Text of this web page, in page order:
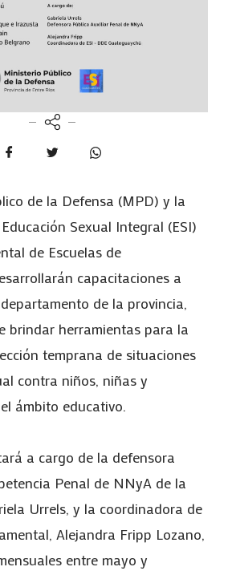
de la Defensa (MPD) y la
Sexual Integral (ESI)
de Escuelas de
capacitaciones a
de la provincia,
brindar herramientas para la
temprana de situaciones
contra niños, niñas y
ámbito educativo.
a cargo de la defensora
Penal de NNyA de la
Urrels, y la coordinadora de
Alejandra Fripp Lozano,
entre mayo y